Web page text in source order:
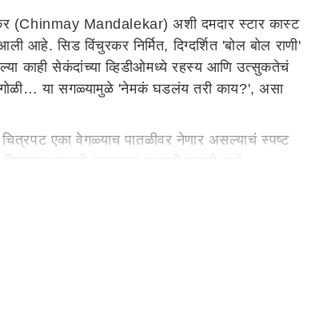
(Chinmay Mandalekar) अशी दमदार स्टार कास्ट
सिड विंचुरकर निर्मित, दिग्दर्शित 'बोल बोल राणी'
काही सेकंदांच्या व्हिडीओमध्ये रहस्य आणि उत्सुकतेचं
गोळी… या सगळ्यामुळे 'नेमकं घडलंय तरी काय?', असा
एका वेगळ्याच पातळीवर नेणार असल्याचं स्पष्ट
उत्सुकता आणखी वाढली आहे.